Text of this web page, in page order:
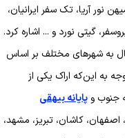
آریا، تک سفر ایرانیان،
گیتی نورد و ... اشاره کرد.
به شهرهای مختلف بر اساس
به این‌که اراک یکی از
جنوب و پایانه بیهقی
اصفهان، کاشان، تبریز، مشهد،